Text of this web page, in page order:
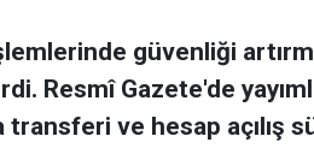
güvenliği
Resmî Gazete'de
transferi ve hesap açılış